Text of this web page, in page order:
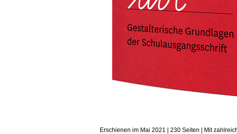
Erschienen im Mai 2021 | 230 Seiten | Mit